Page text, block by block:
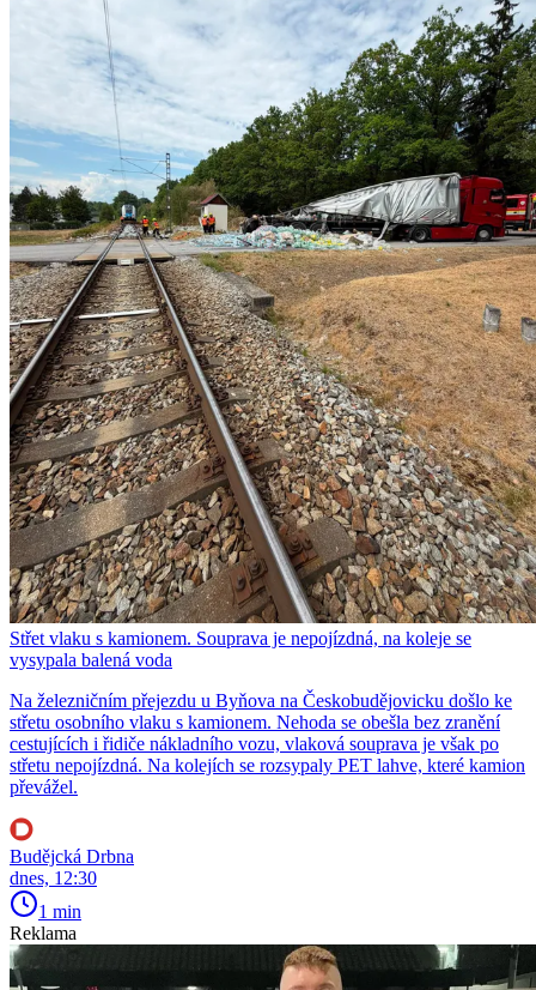
Střet vlaku s kamionem. Souprava je nepojízdná, na koleje se
vysypala balená voda
Na železničním přejezdu u Byňova na Českobudějovicku došlo ke
střetu osobního vlaku s kamionem. Nehoda se obešla bez zranění
cestujících i řidiče nákladního vozu, vlaková souprava je však po
střetu nepojízdná. Na kolejích se rozsypaly PET lahve, které kamion
převážel.
Budějcká Drbna
dnes, 12:30
1 min
Reklama